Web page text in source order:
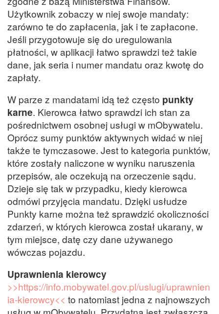
Użytkownik zobaczy w niej swoje mandaty:
zarówno te do zapłacenia, jak i te zapłacone.
Jeśli przygotowuje się do uregulowania
płatności, w aplikacji łatwo sprawdzi też takie
dane, jak seria i numer mandatu oraz kwotę do
zapłaty.
W parze z mandatami idą też często punkty
karne. Kierowca łatwo sprawdzi ich stan za
pośrednictwem osobnej usługi w mObywatelu.
Oprócz sumy punktów aktywnych widać w niej
także te tymczasowe. Jest to kategoria punktów,
które zostały naliczone w wyniku naruszenia
przepisów, ale oczekują na orzeczenie sądu.
Dzieje się tak w przypadku, kiedy kierowca
odmówi przyjęcia mandatu. Dzięki usłudze
Punkty karne można też sprawdzić okoliczności
zdarzeń, w których kierowca został ukarany, w
tym miejsce, datę czy dane używanego
wówczas pojazdu.
Uprawnienia kierowcy
>>https://info.mobywatel.gov.pl/uslugi/uprawnien
ia-kierowcy<< to natomiast jedna z najnowszych